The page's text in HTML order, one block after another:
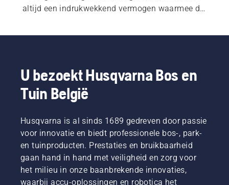
altijd een indrukwekkend vermogen waarmee de
U bezoekt Husqvarna Bos en
Tuin België
Husqvarna is al sinds 1689 gedreven door passie
voor innovatie en biedt professionele bos-, park-
en tuinproducten. Prestaties en bruikbaarheid
gaan hand in hand met veiligheid en zorg voor
het milieu in onze baanbrekende innovaties,
waarbij accu-oplossingen en robotica het